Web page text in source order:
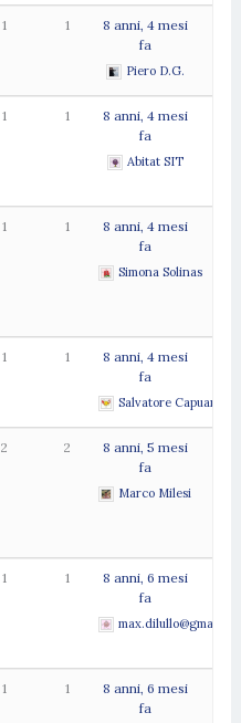
1 1
8 anni, 4 mesi
fa
Piero D.G.
1 1
8 anni, 4 mesi
fa
Abitat SIT
1 1
8 anni, 4 mesi
fa
Simona Solinas
1 1
8 anni, 4 mesi
fa
Salvatore Capuano
2 2
8 anni, 5 mesi
fa
Marco Milesi
1 1
8 anni, 6 mesi
fa
1 1
8 anni, 6 mesi
fa